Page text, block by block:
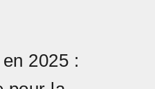
2025 :